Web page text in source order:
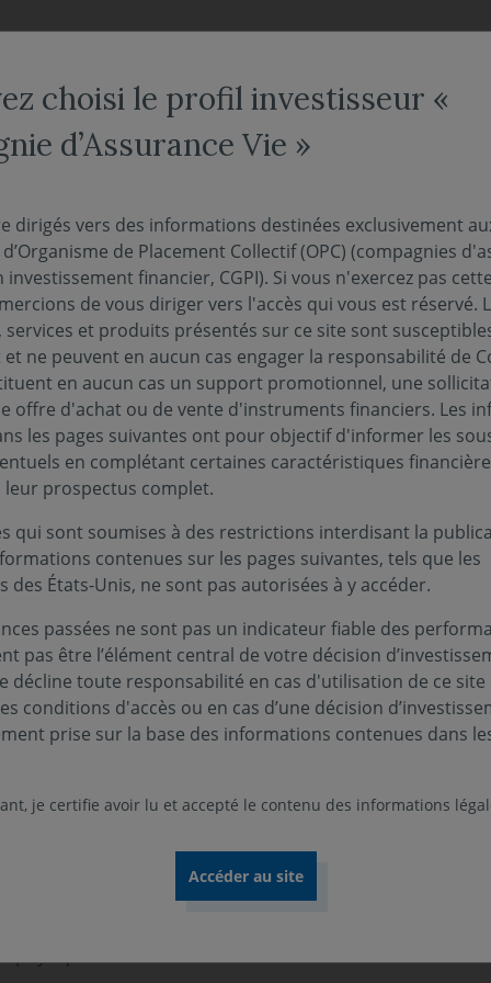
dédié de recueil et de traitement des
les situations litigieuses. Ce dispositif, qui
lutter contre la corruption et promouvoir les
sociale des entreprises.
un signalement ou une alerte selon certaines
des alertes. Il est intégré au règlement intérieur,
d'alerte" de Covéa Finance.
des lanceurs d'alerte entre en vigueur à compter du 9
par :
mars 2022, qui transpose la directive européenne du 23
qui ﬁxe les règles de traitement des alertes internes,
des alertes externes
physiques :
choisi le profil investisseur «
d’Assurance Vie »
dirigés vers des informations destinées exclusivement
de Placement Collectif (OPC) (compagnies
investissement financier, CGPI). Si vous n'exercez pas
de vous diriger vers l'accès qui vous est réservé.
et produits présentés sur ce site sont
ne peuvent en aucun cas engager la responsabilité de
en aucun cas un support promotionnel, une
offre d'achat ou de vente d'instruments financiers. Les
les pages suivantes ont pour objectif d'informer les
en complétant certaines caractéristiques
prospectus complet.
qui sont soumises à des restrictions interdisant la
contenues sur les pages suivantes, tels que les
des États-Unis, ne sont pas autorisées à y accéder.
passées ne sont pas un indicateur fiable des
pas être l’élément central de votre décision
décline toute responsabilité en cas d'utilisation de ce
conditions d'accès ou en cas d’une décision
prise sur la base des informations contenues dans
je certifie avoir lu et accepté le contenu des informations